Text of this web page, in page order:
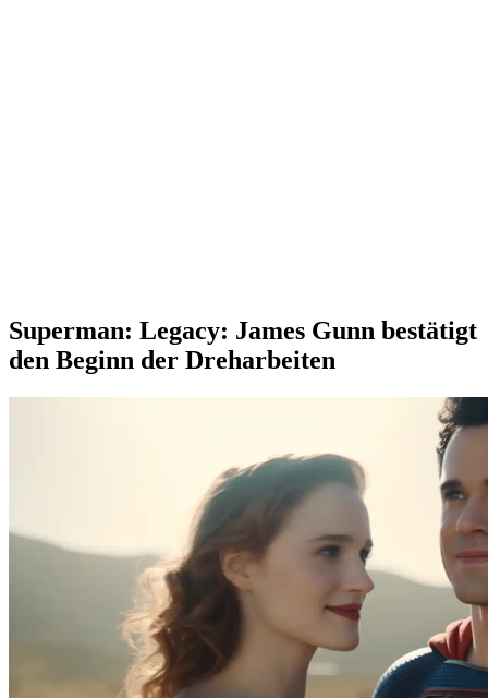
Superman: Legacy: James Gunn bestätigt
den Beginn der Dreharbeiten